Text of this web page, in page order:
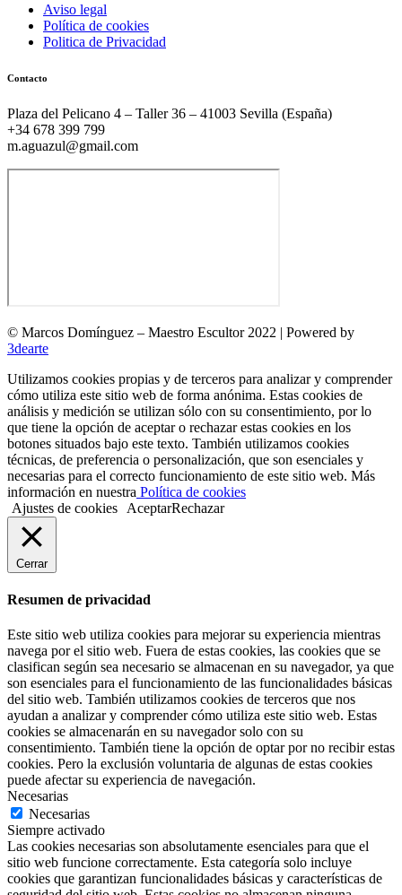
Aviso legal
Política de cookies
Politica de Privacidad
Contacto
Plaza del Pelicano 4 – Taller 36 – 41003 Sevilla (España)
+34 678 399 799
m.aguazul@gmail.com
© Marcos Domínguez – Maestro Escultor 2022 | Powered by
3dearte
Utilizamos cookies propias y de terceros para analizar y comprender
cómo utiliza este sitio web de forma anónima. Estas cookies de
análisis y medición se utilizan sólo con su consentimiento, por lo
que tiene la opción de aceptar o rechazar estas cookies en los
botones situados bajo este texto. También utilizamos cookies
técnicas, de preferencia o personalización, que son esenciales y
necesarias para el correcto funcionamiento de este sitio web. Más
información en nuestra Política de cookies
Ajustes de cookies
AceptarRechazar
Cerrar
Resumen de privacidad
Este sitio web utiliza cookies para mejorar su experiencia mientras
navega por el sitio web. Fuera de estas cookies, las cookies que se
clasifican según sea necesario se almacenan en su navegador, ya que
son esenciales para el funcionamiento de las funcionalidades básicas
del sitio web. También utilizamos cookies de terceros que nos
ayudan a analizar y comprender cómo utiliza este sitio web. Estas
cookies se almacenarán en su navegador solo con su
consentimiento. También tiene la opción de optar por no recibir estas
cookies. Pero la exclusión voluntaria de algunas de estas cookies
puede afectar su experiencia de navegación.
Necesarias
Necesarias
Siempre activado
Las cookies necesarias son absolutamente esenciales para que el
sitio web funcione correctamente. Esta categoría solo incluye
cookies que garantizan funcionalidades básicas y características de